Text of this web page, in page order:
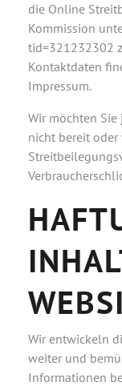
die Online
Kommission
tid=321232302
Kontaktdaten
Impressum.
Wir möchten
nicht bereit
Wir entwickeln
weiter und
Informationen